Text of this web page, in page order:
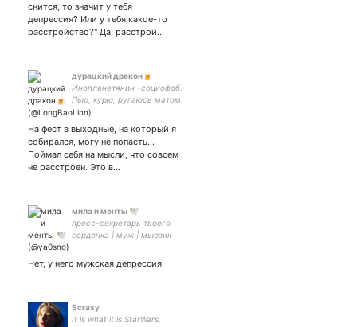
снится, то значит у тебя
депрессия? Или у тебя какое-то
расстройство?" Да, расстрой…
дурацкий дракон🍺
Инопланетянин -социофоб.
Пью, курю, ругаюсь матом.
Недомузыкант. Дед Бухай.
тупица. Командир идиотов.
На фест в выходные, на который я
собирался, могу не попасть...
Поймал себя на мысли, что совсем
не расстроен. Это в…
мила и менты 🕊
пресс-секретарь твоего
сердечка | муж | мьюзик
не являются позицией
Нет, у него мужская депрессия
Scrasy
It is what it is StarWars,